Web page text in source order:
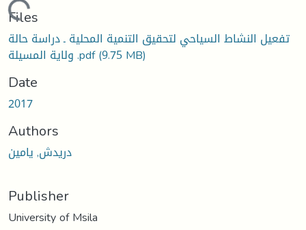
Loading...
Files
تفعيل النشاط السياحي لتحقيق التنمية المحلية ـ دراسة حالة
ولاية المسيلة .pdf(9.75 MB)
Date
2017
Authors
دريدش, يامين
Publisher
University of Msila